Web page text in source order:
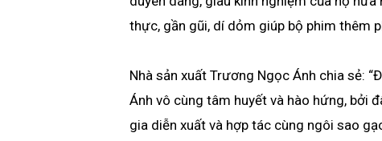
thực, gần gũi, dí dỏm giúp bộ phim thêm
Nhà sản xuất Trương Ngọc Ánh chia sẻ:
Ánh vô cùng tâm huyết và hào hứng, bởi
gia diễn xuất và hợp tác cùng ngôi sao